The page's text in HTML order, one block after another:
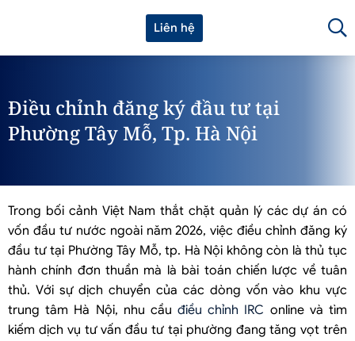
Liên hệ
Điều chỉnh đăng ký đầu tư tại
Phường Tây Mỗ, Tp. Hà Nội
Trong bối cảnh Việt Nam thắt chặt quản lý các dự án có
vốn đầu tư nước ngoài năm 2026, việc điều chỉnh đăng ký
đầu tư tại Phường Tây Mỗ, tp. Hà Nội không còn là thủ tục
hành chính đơn thuần mà là bài toán chiến lược về tuân
thủ. Với sự dịch chuyển của các dòng vốn vào khu vực
trung tâm Hà Nội, nhu cầuđiều chỉnh IRC online và tìm
kiếm dịch vụ tư vấn đầu tư tại phường đang tăng vọt trên